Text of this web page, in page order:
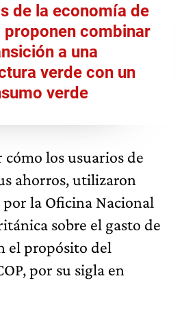
de la economía de
combinar
a una
verde con un
verde
los usuarios de
ahorros, utilizaron
la Oficina Nacional
sobre el gasto de
el propósito del
por su sigla en